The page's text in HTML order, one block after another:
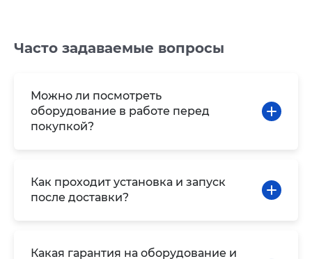
Часто задаваемые вопросы
Можно ли посмотреть
оборудование в работе перед
покупкой?
Как проходит установка и запуск
после доставки?
Какая гарантия на оборудование и